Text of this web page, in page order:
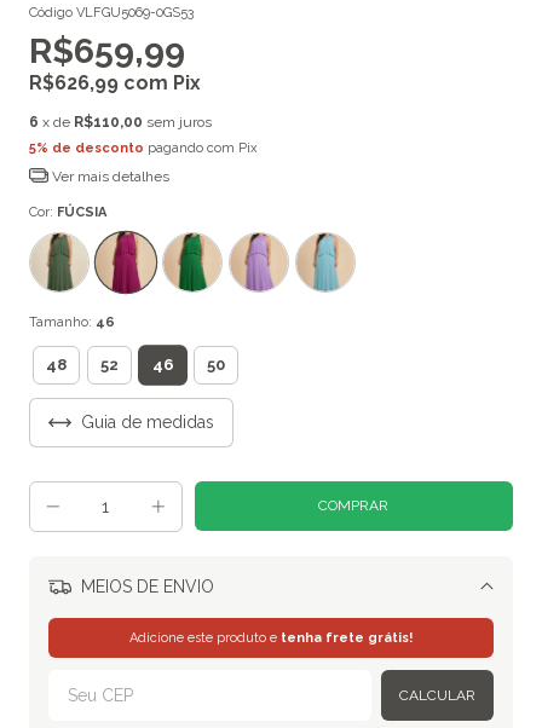
Código VLFGU5069-0GS53
R$659,99
R$626,99 com Pix
6 x de R$110,00 sem juros
5% de desconto pagando com Pix
Ver mais detalhes
Cor: FÚCSIA
Tamanho: 46
48 52 46 50
Guia de medidas
MEIOS DE ENVIO
Adicione este produto e tenha frete grátis!
CALCULAR